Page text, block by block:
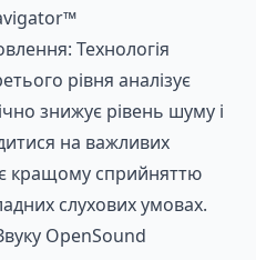
Технологія
рівня аналізує
знижує рівень шуму і
на важливих
кращому сприйняттю
слухових умовах.
OpenSound